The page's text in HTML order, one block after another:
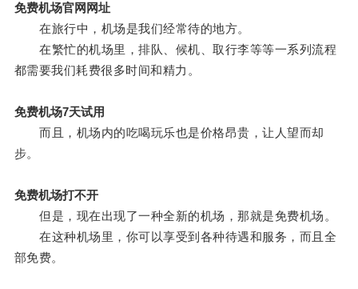
免费机场官网网址
在旅行中，机场是我们经常待的地方。
在繁忙的机场里，排队、候机、取行李等等一系列流程
都需要我们耗费很多时间和精力。
免费机场7天试用
而且，机场内的吃喝玩乐也是价格昂贵，让人望而却
步。
免费机场打不开
但是，现在出现了一种全新的机场，那就是免费机场。
在这种机场里，你可以享受到各种待遇和服务，而且全
部免费。